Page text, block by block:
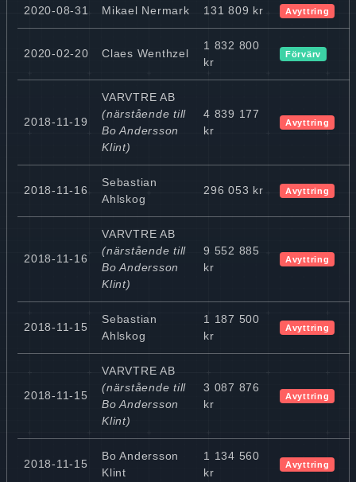
2020-08-31 Mikael Nermark 131 809 kr Avyttring
2020-02-20 Claes Wenthzel
1 832 800
kr
Förvärv
2018-11-19
VARVTRE AB
(närstående till
Bo Andersson
Klint)
4 839 177
kr
Avyttring
2018-11-16
Sebastian
Ahlskog
296 053 kr Avyttring
2018-11-16
VARVTRE AB
(närstående till
Bo Andersson
Klint)
9 552 885
kr
Avyttring
2018-11-15
Sebastian
Ahlskog
1 187 500
kr
Avyttring
2018-11-15
VARVTRE AB
(närstående till
Bo Andersson
Klint)
3 087 876
kr
Avyttring
2018-11-15
Bo Andersson
Klint
1 134 560
kr
Avyttring